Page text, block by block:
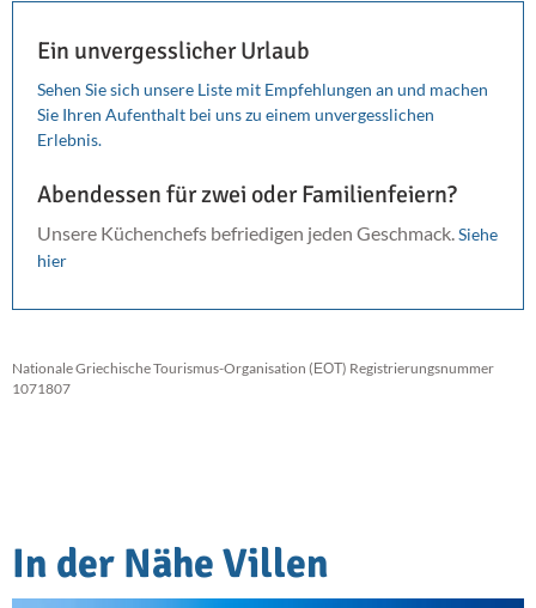
Ein unvergesslicher Urlaub
Sehen Sie sich unsere Liste mit Empfehlungen an und machen
Sie Ihren Aufenthalt bei uns zu einem unvergesslichen
Erlebnis.
Abendessen für zwei oder Familienfeiern?
Unsere Küchenchefs befriedigen jeden Geschmack.Siehe
hier
Nationale Griechische Tourismus-Organisation (ΕΟΤ) Registrierungsnummer
1071807
In der Nähe Villen